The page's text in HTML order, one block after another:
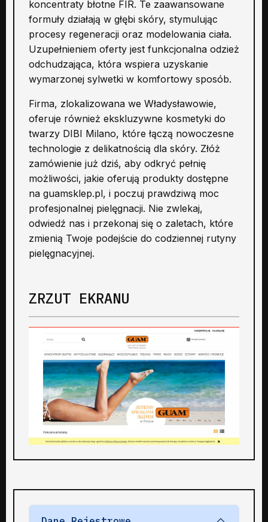
koncentraty błotne FIR. Te zaawansowane
formuły działają w głębi skóry, stymulując
procesy regeneracji oraz modelowania ciała.
Uzupełnieniem oferty jest funkcjonalna odzież
odchudzająca, która wspiera uzyskanie
wymarzonej sylwetki w komfortowy sposób.
Firma, zlokalizowana we Władysławowie,
oferuje również ekskluzywne kosmetyki do
twarzy DIBI Milano, które łączą nowoczesne
technologie z delikatnością dla skóry. Złóż
zamówienie już dziś, aby odkryć pełnię
możliwości, jakie oferują produkty dostępne
na guamsklep.pl, i poczuj prawdziwą moc
profesjonalnej pielęgnacji. Nie zwlekaj,
odwiedź nas i przekonaj się o zaletach, które
zmienią Twoje podejście do codziennej rutyny
pielęgnacyjnej.
ZRZUT EKRANU